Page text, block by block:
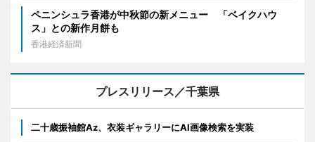
ペニンシュラ香港が中秋節の新メニュー 「ベイクハウ
ス」との新作月餅も
香港経済新聞
プレスリリース／千葉県
二十歳振袖館Az、衣装ギャラリーにAI画像検索を実装